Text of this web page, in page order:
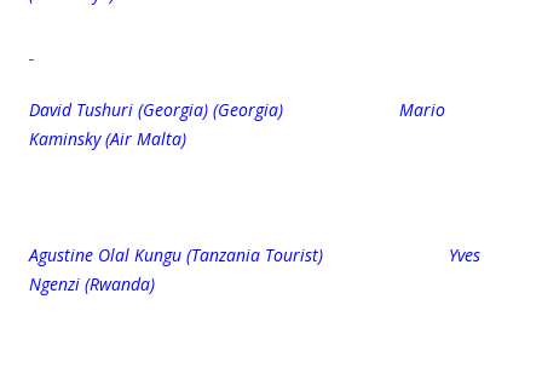
David Tushuri (Georgia) (Georgia) Mario
Kaminsky (Air Malta)
Agustine Olal Kungu (Tanzania Tourist) Yves
Ngenzi (Rwanda)